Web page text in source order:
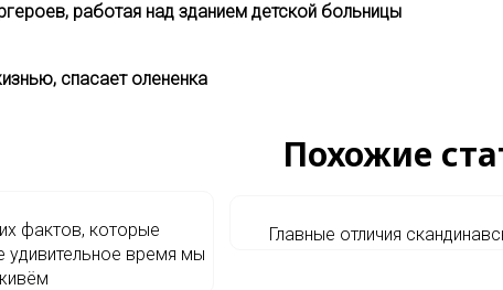
работая над зданием детской больницы
спасает олененка
Похожие
фактов, которые
удивительное время мы
Главные отличия